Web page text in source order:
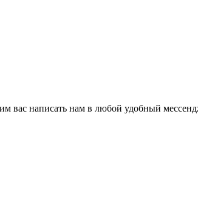
вас написать нам в любой удобный